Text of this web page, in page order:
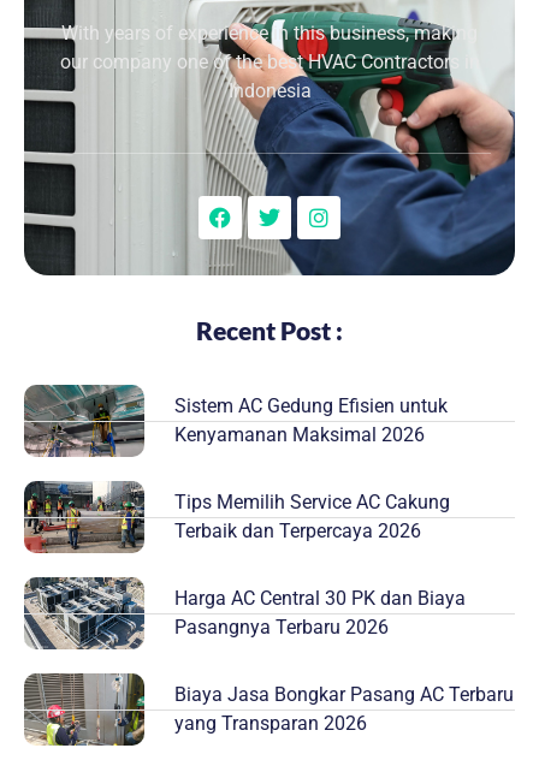
With years of experience in this business, making
our company one of the best HVAC Contractors in
Indonesia
Recent Post :
Sistem AC Gedung Efisien untuk
Kenyamanan Maksimal 2026
Tips Memilih Service AC Cakung
Terbaik dan Terpercaya 2026
Harga AC Central 30 PK dan Biaya
Pasangnya Terbaru 2026
Biaya Jasa Bongkar Pasang AC Terbaru
yang Transparan 2026